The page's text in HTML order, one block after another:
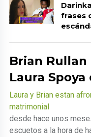
frases
Brian
Laura
Laura y Brian estan
matrimonial
desde hace unos
escuetos a la hora de